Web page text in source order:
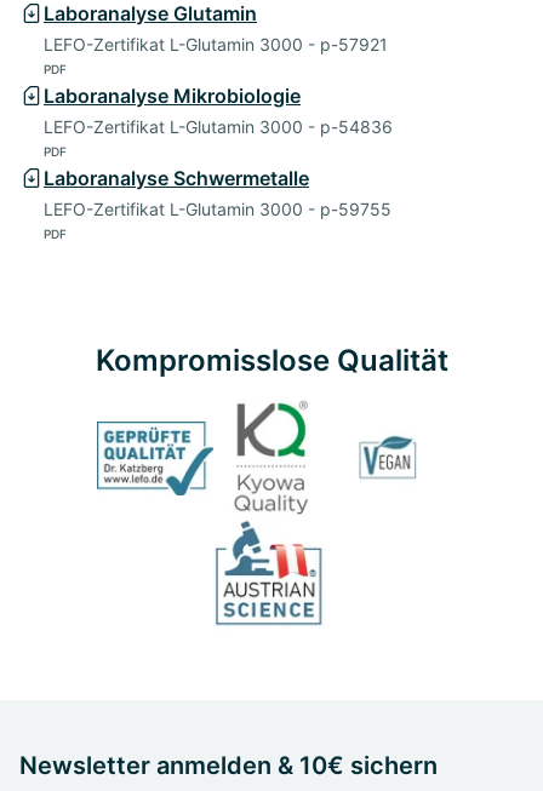
Laboranalyse Glutamin
LEFO-Zertifikat L-Glutamin 3000 - p-57921
PDF
Laboranalyse Mikrobiologie
LEFO-Zertifikat L-Glutamin 3000 - p-54836
PDF
Laboranalyse Schwermetalle
LEFO-Zertifikat L-Glutamin 3000 - p-59755
PDF
Kompromisslose Qualität
Newsletter anmelden & 10€ sichern